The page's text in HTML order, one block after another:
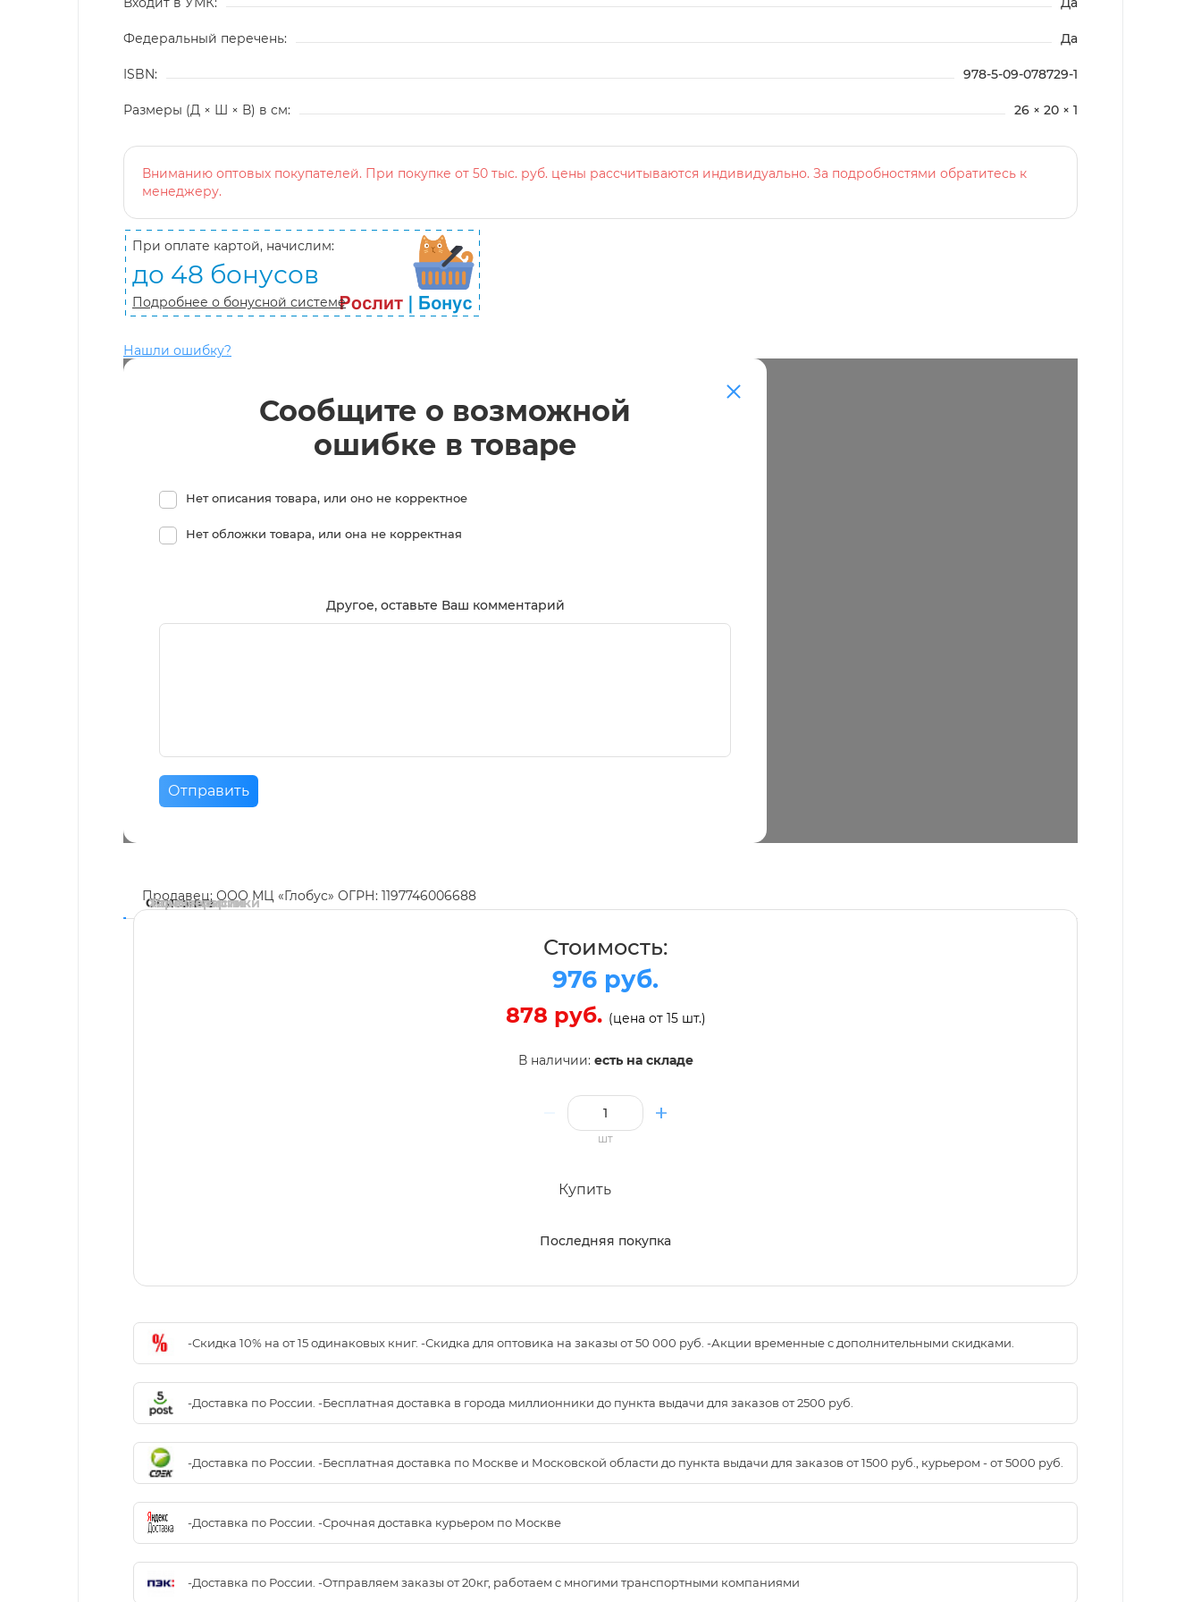
Федеральный перечень: Да
ISBN: 978-5-09-078729-1
Размеры (Д × Ш × В) в см: 26 × 20 × 1
Вниманию оптовых покупателей. При покупке от 50 тыс. руб. цены рассчитываются индивидуально. За подробностями обратитесь к
менеджеру.
При оплате картой, начислим:
до 48 бонусов
Подробнее о бонусной системе
Нашли ошибку?
Сообщите о возможной
ошибке в товаре
Нет описания товара, или оно не корректное
Нет обложки товара, или она не корректная
Другое, оставьте Ваш комментарий
Отправить
Продавец: ООО МЦ «Глобус» ОГРН: 1197746006688
Стоимость:
976 руб.
878 руб. (цена от 15 шт.)
В наличии: есть на складе
шт
Купить
Последняя покупка
-Скидка 10% на от 15 одинаковых книг. -Скидка для оптовика на заказы от 50 000 руб. -Акции временные с дополнительными скидками.
-Доставка по России. -Бесплатная доставка в города миллионники до пункта выдачи для заказов от 2500 руб.
-Доставка по России. -Бесплатная доставка по Москве и Московской области до пункта выдачи для заказов от 1500 руб., курьером - от 5000 руб.
-Доставка по России. -Срочная доставка курьером по Москве
-Доставка по России. -Отправляем заказы от 20кг, работаем с многими транспортными компаниями
Описание
Характеристики
Комментарии